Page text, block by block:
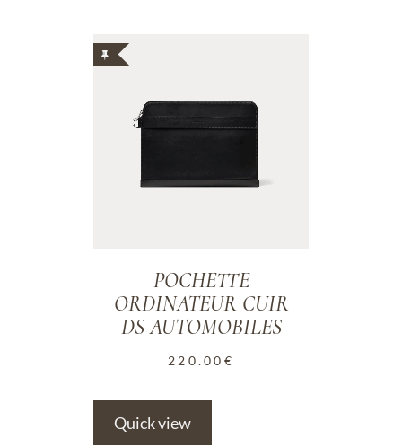
POCHETTE
ORDINATEUR CUIR
DS AUTOMOBILES
220.00 €
Quick view